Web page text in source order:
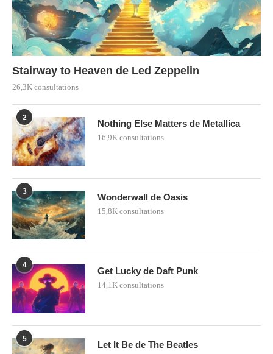
Stairway to Heaven de Led Zeppelin
26,3K consultations
2
Nothing Else Matters de Metallica
16,9K consultations
3
Wonderwall de Oasis
15,8K consultations
4
Get Lucky de Daft Punk
14,1K consultations
5
Let It Be de The Beatles